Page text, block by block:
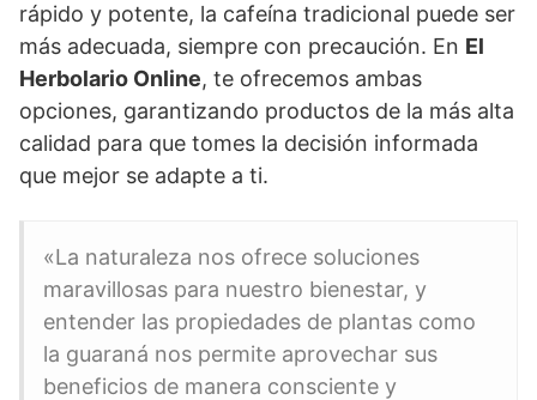
rápido y potente, la cafeína tradicional puede ser
más adecuada, siempre con precaución. En El
Herbolario Online, te ofrecemos ambas
opciones, garantizando productos de la más alta
calidad para que tomes la decisión informada
que mejor se adapte a ti.
«La naturaleza nos ofrece soluciones
maravillosas para nuestro bienestar, y
entender las propiedades de plantas como
la guaraná nos permite aprovechar sus
beneficios de manera consciente y